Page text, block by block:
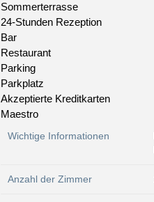
Sommerterrasse
24-Stunden Rezeption
Bar
Restaurant
Parking
Parkplatz
Akzeptierte Kreditkarten
Maestro
Wichtige Informationen
Anzahl der Zimmer